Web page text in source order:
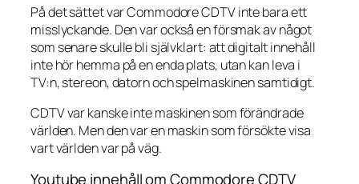
På det sättet var Commodore CDTV inte bara ett
misslyckande. Den var också en försmak av något
som senare skulle bli självklart: att digitalt innehåll
inte hör hemma på en enda plats, utan kan leva i
TV:n, stereon, datorn och spelmaskinen samtidigt.
CDTV var kanske inte maskinen som förändrade
världen. Men den var en maskin som försökte visa
vart världen var på väg.
Youtube innehåll om Commodore CDTV